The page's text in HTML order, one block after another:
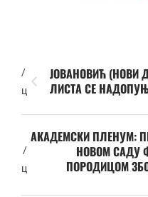
/
ц
ЈОВАНОВИЋ (НОВИ
ЛИСТА СЕ
/
ц
АКАДЕМСКИ ПЛЕНУМ:
НОВОМ САДУ
ПОРОДИЦОМ